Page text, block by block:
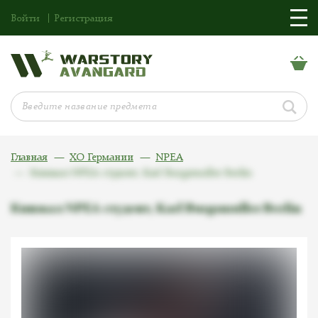
Войти Регистрация
Главная ХО Германии
NPEA
Кинжал NPEA студент, Karl Burgsmuller Berlin